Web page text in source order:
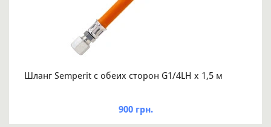
Шланг Semperit с обеих сторон G1/4LH x 1,5 м
900 грн.